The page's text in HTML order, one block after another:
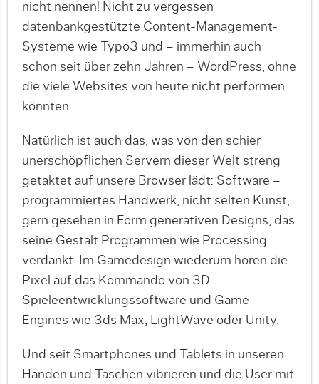
nicht nennen! Nicht zu vergessen
datenbankgestützte Content-Management-
Systeme wie Typo3 und – immerhin auch
schon seit über zehn Jahren – WordPress, ohne
die viele Websites von heute nicht performen
könnten.
Natürlich ist auch das, was von den schier
unerschöpflichen Servern dieser Welt streng
getaktet auf unsere Browser lädt: Software –
programmiertes Handwerk, nicht selten Kunst,
gern gesehen in Form generativen Designs, das
seine Gestalt Programmen wie Processing
verdankt. Im Gamedesign wiederum hören die
Pixel auf das Kommando von 3D-
Spieleentwicklungssoftware und Game-
Engines wie 3ds Max, LightWave oder Unity.
Und seit Smartphones und Tablets in unseren
Händen und Taschen vibrieren und die User mit